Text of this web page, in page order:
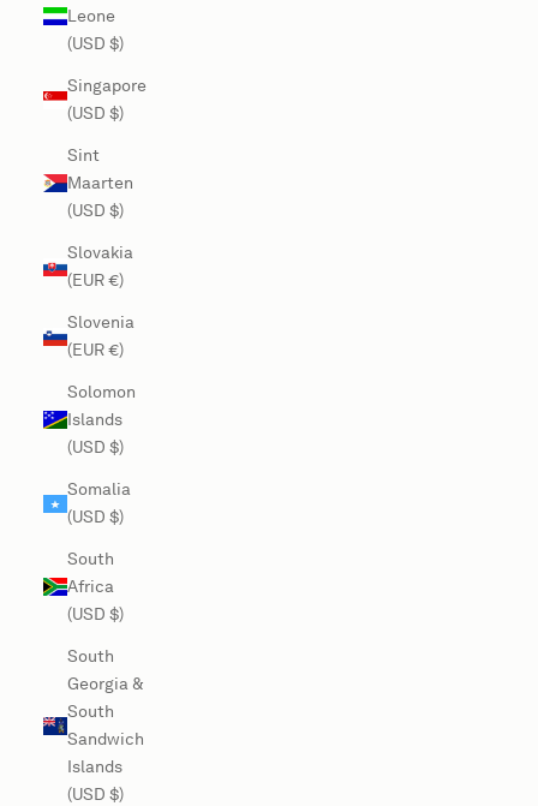
Leone
(USD $)
Singapore
(USD $)
Sint
Maarten
(USD $)
Slovakia
(EUR €)
Slovenia
(EUR €)
Solomon
Islands
(USD $)
Somalia
(USD $)
South
Africa
(USD $)
South
Georgia &
South
Sandwich
Islands
(USD $)